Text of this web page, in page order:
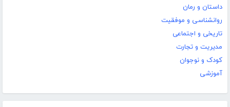
داستان و رمان
روانشناسی و موفقیت
تاریخی و اجتماعی
مدیریت و تجارت
کودک و نوجوان
آموزشی